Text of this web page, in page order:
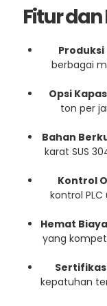
Fitur
berbagai
Opsi
ton per
Bahan
karat SUS
Kontrol
kontrol
Hemat Biaya
yang
kepatuhan